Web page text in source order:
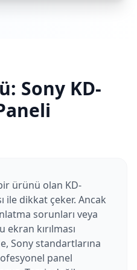
Sony KD-
ürünü olan KD-
ile dikkat çeker. Ancak
sorunları veya
kırılması
Sony standartlarına
panel